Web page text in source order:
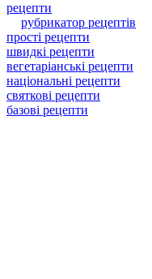
рецепти
рубрикатор рецептів
прості рецепти
швидкі рецепти
вегетаріанські рецепти
національні рецепти
святкові рецепти
базові рецепти